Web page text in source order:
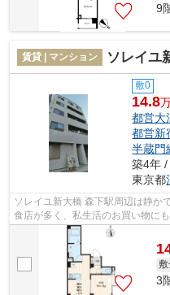
9
賃貸 | マンション ソレイユ
敷0
14.8
都営大
都営新
半蔵門
築4年 /
東京都
ソレイユ新大橋 森下駅周辺は静かで、住み心地が良いのが魅力。 商店街や飲
食店が多く、私生活のお買い物にも非常に便利で
で、都会に居ながらも自然を感じ...
3